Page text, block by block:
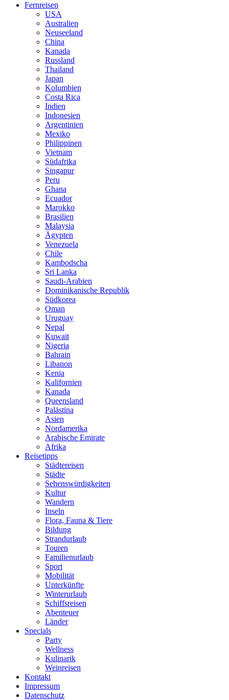
Fernreisen
USA
Australien
Neuseeland
China
Kanada
Russland
Thailand
Japan
Kolumbien
Costa Rica
Indien
Indonesien
Argentinien
Mexiko
Philippinen
Vietnam
Südafrika
Singapur
Peru
Ghana
Ecuador
Marokko
Brasilien
Malaysia
Ägypten
Venezuela
Chile
Kambodscha
Sri Lanka
Saudi-Arabien
Dominikanische Republik
Südkorea
Oman
Uruguay
Nepal
Kuwait
Nigeria
Bahrain
Libanon
Kenia
Kalifornien
Kanada
Queensland
Palästina
Asien
Nordamerika
Arabische Emirate
Afrika
Reisetipps
Städtereisen
Städte
Sehenswürdigkeiten
Kultur
Wandern
Inseln
Flora, Fauna & Tiere
Bildung
Strandurlaub
Touren
Familienurlaub
Sport
Mobilität
Unterkünfte
Winterurlaub
Schiffsreisen
Abenteuer
Länder
Specials
Party
Wellness
Kulinarik
Weinreisen
Kontakt
Impressum
Datenschutz